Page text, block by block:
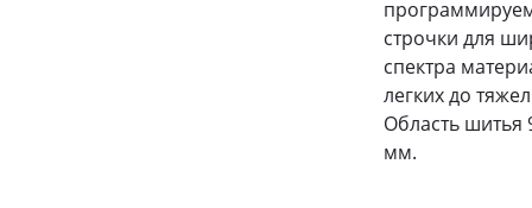
строчки для
спектра
легких до
Область шитья
мм.